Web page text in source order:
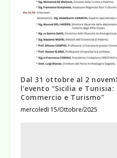
Dal 31 ottobre al 2
l’evento “Sicilia e
Commercio e Turismo”
mercoledì 15/Ottobre/2025